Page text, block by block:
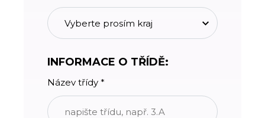
INFORMACE O TŘÍDĚ:
Název třídy *